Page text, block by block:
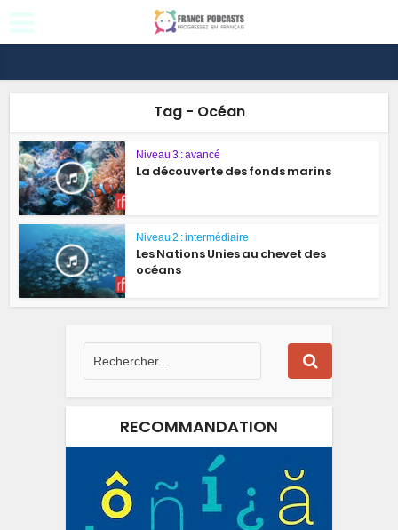
Tag - Océan
Niveau 3 : avancé
La découverte des fonds marins
Niveau 2 : intermédiaire
Les Nations Unies au chevet des
océans
RECOMMANDATION